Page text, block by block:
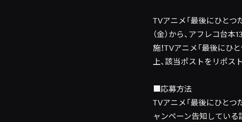
TVアニメ「最後にひとつ
（金）から、アフレコ台本
施！TVアニメ「最後にひ
上、該当ポストをリポス
■応募方法
TVアニメ「最後にひと
ャンペーン告知している